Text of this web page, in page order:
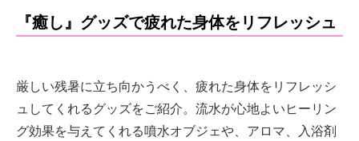
『癒し』グッズで疲れた身体をリフレッシュ
厳しい残暑に立ち向かうべく、疲れた身体をリフレッシ
ュしてくれるグッズをご紹介。流水が心地よいヒーリン
グ効果を与えてくれる噴水オブジェや、アロマ、入浴剤